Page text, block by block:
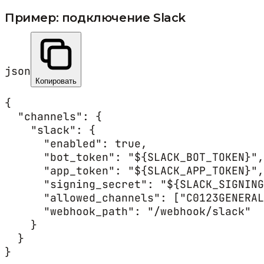
Пример: подключение Slack
json
Копировать
{
  "channels": {
    "slack": {
      "enabled": true,
      "bot_token": "${SLACK_BOT_TOKEN}",
      "app_token": "${SLACK_APP_TOKEN}",
"signing_secret":
"allowed_channels":
      "webhook_path": "/webhook/slack"
    }
  }
}